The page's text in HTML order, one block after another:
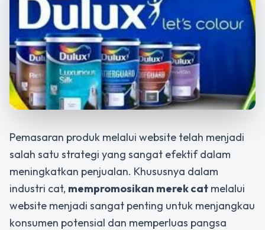
Pemasaran produk melalui website telah menjadi
salah satu strategi yang sangat efektif dalam
meningkatkan penjualan. Khususnya dalam
industri cat, mempromosikan merek cat melalui
website menjadi sangat penting untuk menjangkau
konsumen potensial dan memperluas pangsa